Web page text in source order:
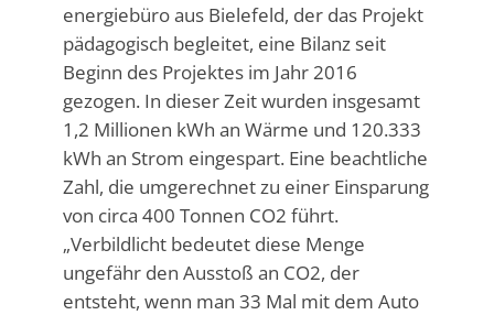
energiebüro aus Bielefeld, der das Projekt
pädagogisch begleitet, eine Bilanz seit
Beginn des Projektes im Jahr 2016
gezogen. In dieser Zeit wurden insgesamt
1,2 Millionen kWh an Wärme und 120.333
kWh an Strom eingespart. Eine beachtliche
Zahl, die umgerechnet zu einer Einsparung
von circa 400 Tonnen CO2 führt.
„Verbildlicht bedeutet diese Menge
ungefähr den Ausstoß an CO2, der
entsteht, wenn man 33 Mal mit dem Auto